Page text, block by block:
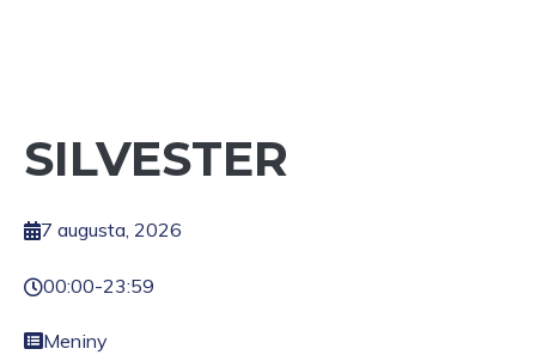
SILVESTER
7 augusta, 2026
00:00-23:59
Meniny